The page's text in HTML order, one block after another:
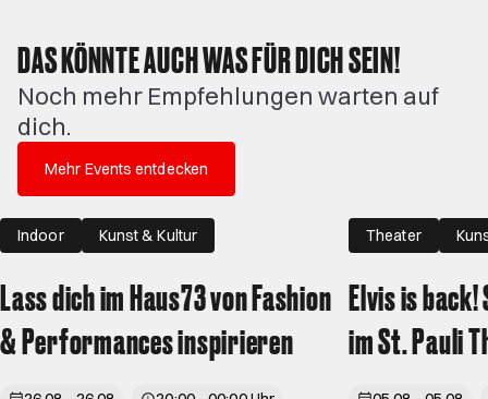
DAS KÖNNTE AUCH WAS FÜR DICH SEIN!
Noch mehr Empfehlungen warten auf
dich.
Mehr Events entdecken
Indoor Kunst & Kultur
Lass dich im Haus73 von Fashion
& Performances inspirieren
Theater
Elvis is
im St. Pauli